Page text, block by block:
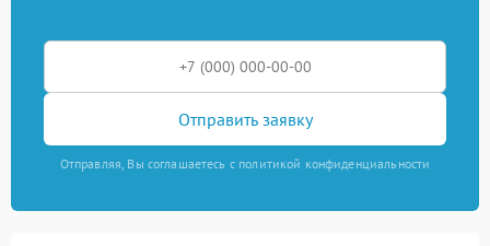
Отправить заявку
Отправляя, Вы соглашаетесь с политикой конфиденциальности